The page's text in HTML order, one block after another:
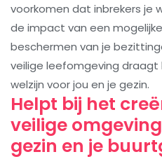
voorkomen dat inbrekers je
de impact van een
beschermen van je
veilige leefomgeving
welzijn voor jou en je gezin.
Helpt bij het
veilige
gezin en je